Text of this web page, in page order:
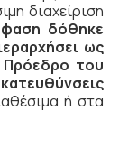
διαχείριση
δόθηκε
ως
του
ή στα